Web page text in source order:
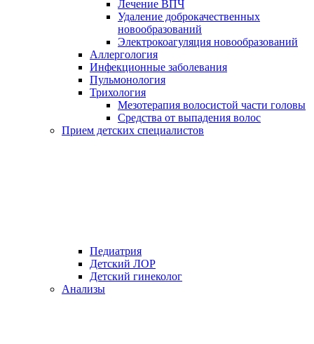
Лечение ВПЧ
Удаление доброкачественных
новообразований
Электрокоагуляция новообразований
Аллергология
Инфекционные заболевания
Пульмонология
Трихология
Мезотерапия волосистой части головы
Средства от выпадения волос
Прием детских специалистов
Педиатрия
Детский ЛОР
Детский гинеколог
Анализы